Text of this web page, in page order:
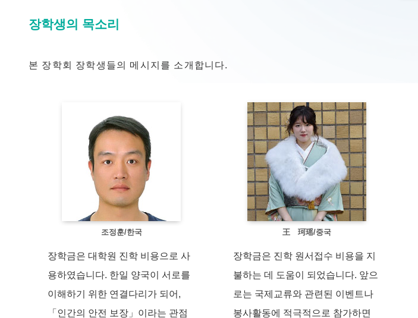
장학생의 목소리
본 장학회 장학생들의 메시지를 소개합니다.
조정훈/한국
장학금은 대학원 진학 비용으로 사
용하였습니다. 한일 양국이 서로를
이해하기 위한 연결다리가 되어,
「인간의 안전 보장」이라는 관점
王 珂瑶/중국
장학금은 진학 원서접수 비용을 지
불하는 데 도움이 되었습니다. 앞으
로는 국제교류와 관련된 이벤트나
봉사활동에 적극적으로 참가하면